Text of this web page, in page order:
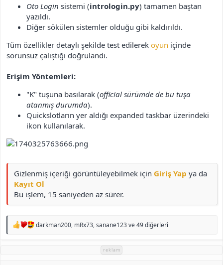
Oto Login sistemi (intrologin.py) tamamen baştan
yazıldı.
Diğer sökülen sistemler olduğu gibi kaldırıldı.
Tüm özellikler detaylı şekilde test edilerek oyun içinde
sorunsuz çalıştığı doğrulandı.
Erişim Yöntemleri:
"K" tuşuna basılarak (official sürümde de bu tuşa
atanmış durumda).
Quickslotların yer aldığı expanded taskbar üzerindeki
ikon kullanılarak.
Gizlenmiş içeriği görüntüleyebilmek için Giriş Yap ya da
Kayıt Ol
Bu işlem, 15 saniyeden az sürer.
T
p
darkman200, mRx73,sanane123ve 49 diğerleri
reklam